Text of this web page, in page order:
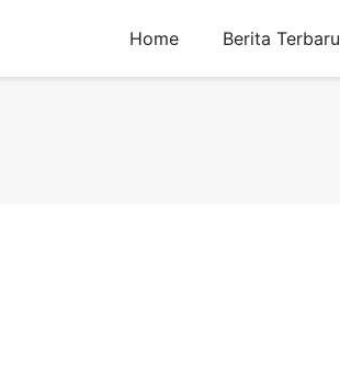
Home Berita Terbaru